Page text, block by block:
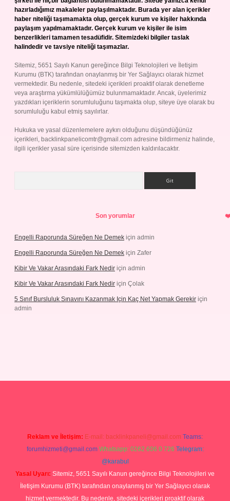
hazırladığımız makaleler paylaşılmaktadır. Burada yer alan içerikler
haber niteliği taşımamakta olup, gerçek kurum ve kişiler hakkında
paylaşım yapılmamaktadır. Gerçek kurum ve kişiler ile isim
benzerlikleri tamamen tesadüfidir. Sitemizdeki bilgiler taslak
halindedir ve tavsiye niteliği taşımazlar.
Sitemiz, 5651 Sayılı Kanun gereğince Bilgi Teknolojileri ve İletişim
Kurumu (BTK) tarafından onaylanmış bir Yer Sağlayıcı olarak hizmet
vermektedir. Bu nedenle, sitedeki içerikleri proaktif olarak denetleme
veya araştırma yükümlülüğümüz bulunmamaktadır. Ancak, üyelerimiz
yazdıkları içeriklerin sorumluluğunu taşımakta olup, siteye üye olarak bu
sorumluluğu kabul etmiş sayılırlar.
Hukuka ve yasal düzenlemelere aykırı olduğunu düşündüğünüz
içerikleri, backlinkpanelicomtr@gmail.com adresine bildirmeniz halinde,
ilgili içerikler yasal süre içerisinde sitemizden kaldırılacaktır.
Son yorumlar
Engelli Raporunda Süreğen Ne Demek için admin
Engelli Raporunda Süreğen Ne Demek için Zafer
Kibir Ve Vakar Arasındaki Fark Nedir için admin
Kibir Ve Vakar Arasındaki Fark Nedir için Çolak
5 Sınıf Bursluluk Sınavını Kazanmak Için Kaç Net Yapmak Gerekir için
admin
Reklam ve İletişim: E-mail: backlinkpaneli@gmail.com Teams:
forumhizmeti@gmail.com Whatsapp: 0262 606 0 726 Telegram:
@karabul
Yasal Uyarı: Sitemiz, 5651 Sayılı Kanun gereğince Bilgi Teknolojileri ve
İletişim Kurumu (BTK) tarafından onaylanmış bir Yer Sağlayıcı olarak
hizmet vermektedir. Bu nedenle, sitedeki içerikleri proaktif olarak